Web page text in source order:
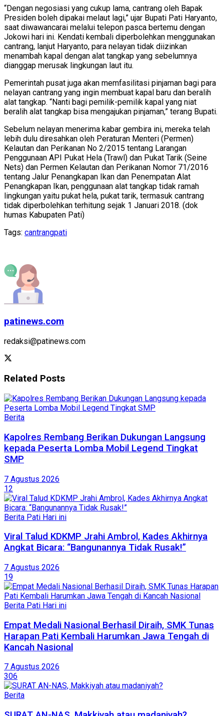
“Dengan negosiasi yang cukup lama, cantrang oleh Bapak
Presiden boleh dipakai melaut lagi,” ujar Bupati Pati Haryanto,
saat diwawancarai melalui telepon pasca bertemu dengan
Jokowi hari ini. Kendati kembali diperbolehkan menggunakan
cantrang, lanjut Haryanto, para nelayan tidak diizinkan
menambah kapal dengan alat tangkap yang sebelumnya
dianggap merusak lingkungan laut itu.
Pemerintah pusat juga akan memfasilitasi pinjaman bagi para
nelayan cantrang yang ingin membuat kapal baru dan beralih
alat tangkap. “Nanti bagi pemilik-pemilik kapal yang niat
beralih alat tangkap bisa mengajukan pinjaman,” terang Bupati.
Sebelum nelayan menerima kabar gembira ini, mereka telah
lebih dulu diresahkan oleh Peraturan Menteri (Permen)
Kelautan dan Perikanan No 2/2015 tentang Larangan
Penggunaan API Pukat Hela (Trawl) dan Pukat Tarik (Seine
Nets) dan Permen Kelautan dan Perikanan Nomor 71/2016
tentang Jalur Penangkapan Ikan dan Penempatan Alat
Penangkapan Ikan, penggunaan alat tangkap tidak ramah
lingkungan yaitu pukat hela, pukat tarik, termasuk cantrang
tidak diperbolehkan terhitung sejak 1 Januari 2018. (dok
humas Kabupaten Pati)
Tags: cantrangpati
patinews.com
redaksi@patinews.com
Related Posts
Berita
Kapolres Rembang Berikan Dukungan Langsung
kepada Peserta Lomba Mobil Legend Tingkat
SMP
7 Agustus 2026
12
Berita Pati Hari ini
Viral Talud KDKMP Jrahi Ambrol, Kades Akhirnya
Angkat Bicara: “Bangunannya Tidak Rusak!”
7 Agustus 2026
19
Berita Pati Hari ini
Empat Medali Nasional Berhasil Diraih, SMK Tunas
Harapan Pati Kembali Harumkan Jawa Tengah di
Kancah Nasional
7 Agustus 2026
306
Berita